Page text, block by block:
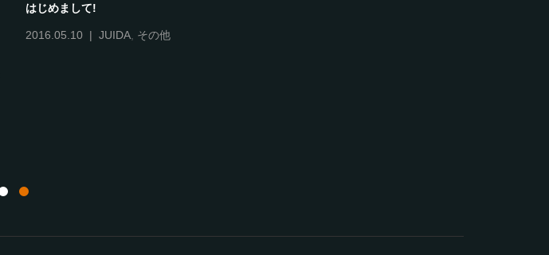
はじめまして!
2016.05.10 JUIDA, その他